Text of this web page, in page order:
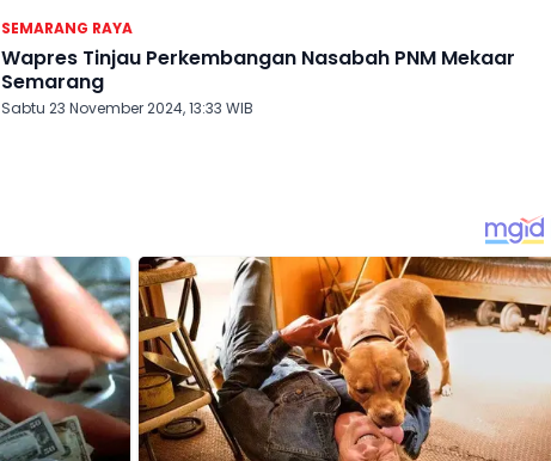
SEMARANG RAYA
Wapres Tinjau Perkembangan Nasabah PNM Mekaar
Semarang
Sabtu 23 November 2024, 13:33 WIB